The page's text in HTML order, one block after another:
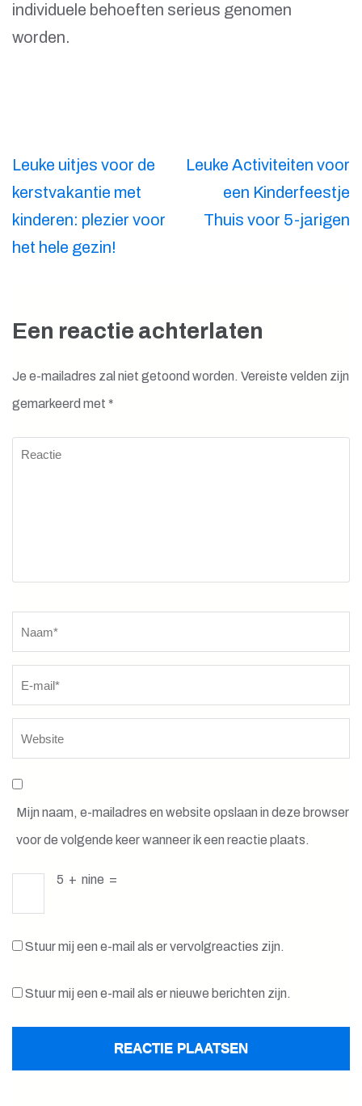
individuele behoeften serieus genomen
worden.
Berichtnavigatie
Leuke uitjes voor de
kerstvakantie met
kinderen: plezier voor
het hele gezin!
Leuke Activiteiten voor
een Kinderfeestje
Thuis voor 5-jarigen
Een reactie achterlaten
Je e-mailadres zal niet getoond worden. Vereiste velden zijn
gemarkeerd met *
Reactie
Mijn naam, e-mailadres en website opslaan in deze browser
voor de volgende keer wanneer ik een reactie plaats.
5 + nine =
Stuur mij een e-mail als er vervolgreacties zijn.
Stuur mij een e-mail als er nieuwe berichten zijn.